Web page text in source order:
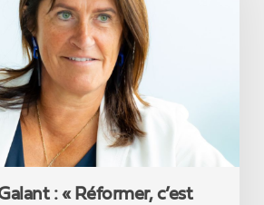
: « Réformer, c’est